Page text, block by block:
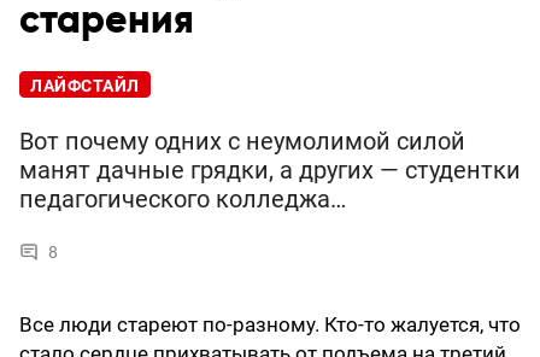
старения
ЛАЙФСТАЙЛ
Вот почему одних с неумолимой силой
манят дачные грядки, а других — студентки
педагогического колледжа…
8
Все люди стареют по-разному. Кто-то жалуется, что